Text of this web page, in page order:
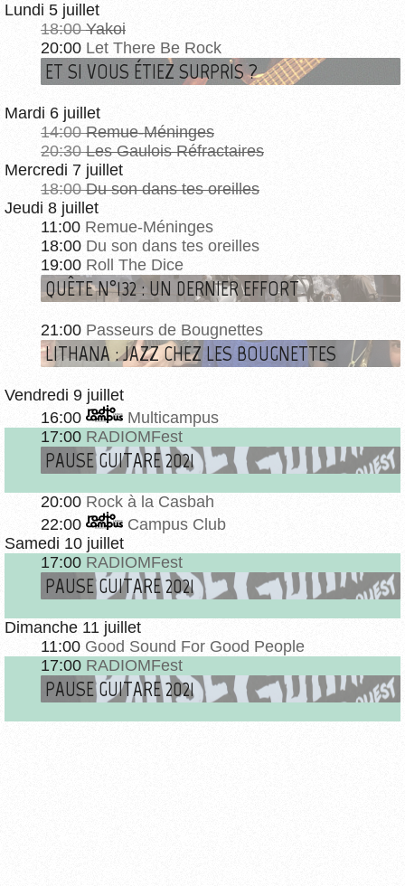
Lundi 5 juillet
18:00 Yakoi
20:00 Let There Be Rock
ET SI VOUS ÉTIEZ SURPRIS ?
Mardi 6 juillet
14:00 Remue-Méninges
20:30 Les Gaulois Réfractaires
Mercredi 7 juillet
18:00 Du son dans tes oreilles
Jeudi 8 juillet
11:00 Remue-Méninges
18:00 Du son dans tes oreilles
19:00 Roll The Dice
QUÊTE N°132 : UN DERNIER EFFORT
21:00 Passeurs de Bougnettes
LITHANA : JAZZ CHEZ LES BOUGNETTES
Vendredi 9 juillet
16:00
Multicampus
17:00 RADIOMFest
PAUSE GUITARE 2021
20:00 Rock à la Casbah
22:00
Campus Club
Samedi 10 juillet
17:00 RADIOMFest
PAUSE GUITARE 2021
Dimanche 11 juillet
11:00 Good Sound For Good People
17:00 RADIOMFest
PAUSE GUITARE 2021